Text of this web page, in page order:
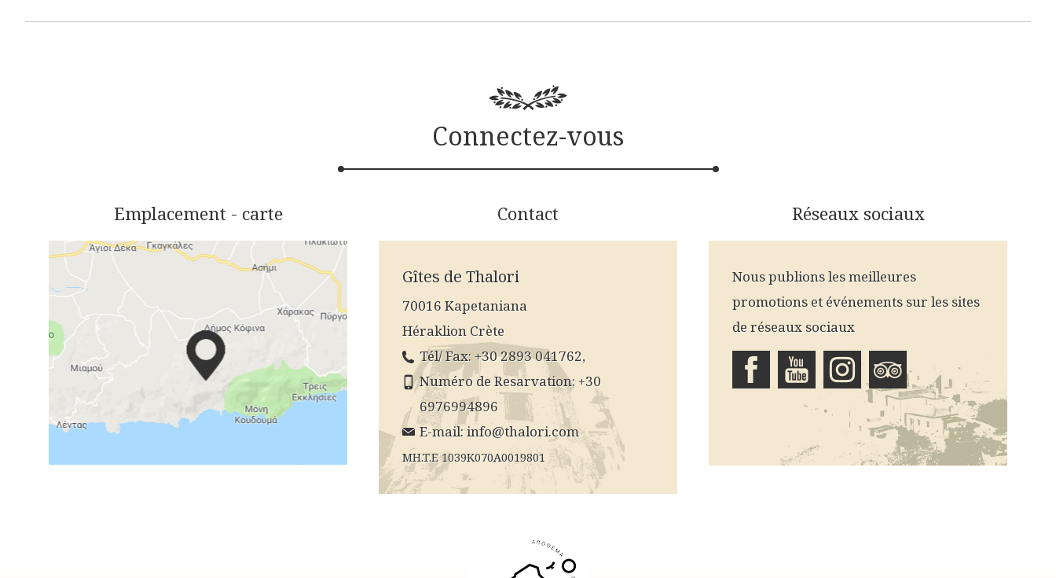
Connectez-vous
Emplacement - carte Contact
Gîtes de Thalori
70016 Kapetaniana
Héraklion Crète
Tél/ Fax: +30 2893 041762,
Numéro de Resarvation: +30
6976994896
E-mail:info@thalori.com
MH.T.E 1039K070A0019801
Réseaux sociaux
Nous publions les meilleures
promotions et événements sur les sites
de réseaux sociaux